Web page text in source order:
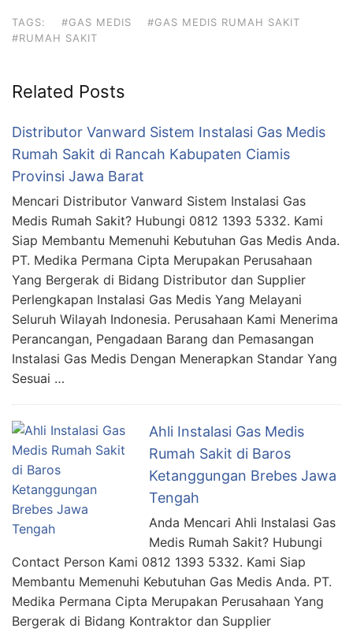
TAGS: #GAS MEDIS
#GAS MEDIS RUMAH SAKIT
#RUMAH SAKIT
Related Posts
Distributor Vanward Sistem Instalasi Gas Medis
Rumah Sakit di Rancah Kabupaten Ciamis
Provinsi Jawa Barat
Mencari Distributor Vanward Sistem Instalasi Gas
Medis Rumah Sakit? Hubungi 0812 1393 5332. Kami
Siap Membantu Memenuhi Kebutuhan Gas Medis Anda.
PT. Medika Permana Cipta Merupakan Perusahaan
Yang Bergerak di Bidang Distributor dan Supplier
Perlengkapan Instalasi Gas Medis Yang Melayani
Seluruh Wilayah Indonesia. Perusahaan Kami Menerima
Perancangan, Pengadaan Barang dan Pemasangan
Instalasi Gas Medis Dengan Menerapkan Standar Yang
Sesuai …
Ahli Instalasi Gas Medis
Rumah Sakit di Baros
Ketanggungan Brebes Jawa
Tengah
Anda Mencari Ahli Instalasi Gas
Medis Rumah Sakit? Hubungi
Contact Person Kami 0812 1393 5332. Kami Siap
Membantu Memenuhi Kebutuhan Gas Medis Anda. PT.
Medika Permana Cipta Merupakan Perusahaan Yang
Bergerak di Bidang Kontraktor dan Supplier